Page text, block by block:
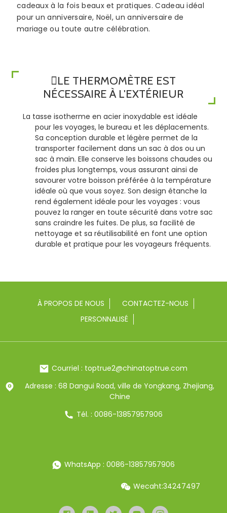
cadeaux à la fois beaux et pratiques. Cadeau idéal
pour un anniversaire, Noël, un anniversaire de
mariage ou toute autre célébration.
LE THERMOMÈTRE EST
NÉCESSAIRE À L'EXTÉRIEUR
La tasse isotherme en acier inoxydable est idéale
pour les voyages, le bureau et les déplacements.
Sa conception durable et légère permet de la
transporter facilement dans un sac à dos ou un
sac à main. Elle conserve les boissons chaudes ou
froides plus longtemps, vous assurant ainsi de
savourer votre boisson préférée à la température
idéale où que vous soyez. Son design étanche la
rend également idéale pour les voyages : vous
pouvez la ranger en toute sécurité dans votre sac
sans craindre les fuites. De plus, sa facilité de
nettoyage et sa réutilisabilité en font une option
durable et pratique pour les voyageurs fréquents.
À PROPOS DE NOUS
CONTACTEZ-NOUS
PERSONNALISÉ
Courriel : toptrue2@chinatoptrue.com
Adresse : 68 Dangui Road, ville de Yongkang, Zhejiang,
Chine
Tél. : 0086-13857957906
WhatsApp : 0086-13857957906
Wecaht:34247497